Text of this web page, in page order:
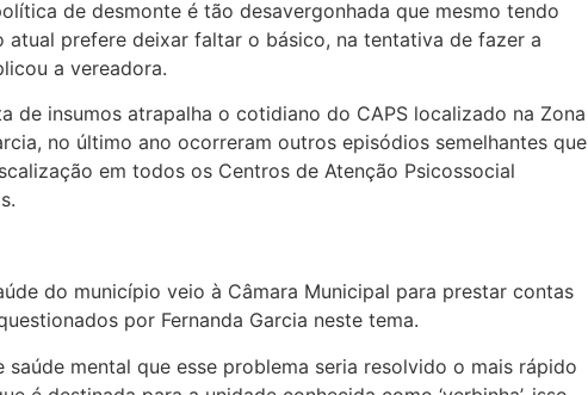
de desmonte é tão desavergonhada que mesmo tendo
atual prefere deixar faltar o básico, na tentativa de fazer a
a vereadora.
de insumos atrapalha o cotidiano do CAPS localizado na Zona
no último ano ocorreram outros episódios semelhantes que
em todos os Centros de Atenção Psicossocial
do município veio à Câmara Municipal para prestar contas
por Fernanda Garcia neste tema.
mental que esse problema seria resolvido o mais rápido